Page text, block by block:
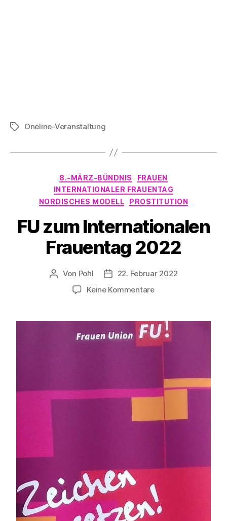
Schlagwörter
Oneline-Veranstaltung
Kategorien
8.-MÄRZ-BÜNDNIS
FRAUEN
INTERNATIONALER FRAUENTAG
NORDISCHES MODELL
PROSTITUTION
FU zum Internationalen
Frauentag 2022
Beitragsautor
Von Pohl Beitragsdatum
22. Februar 2022
Keine Kommentarezu
Internationalen
Frauentag
2022